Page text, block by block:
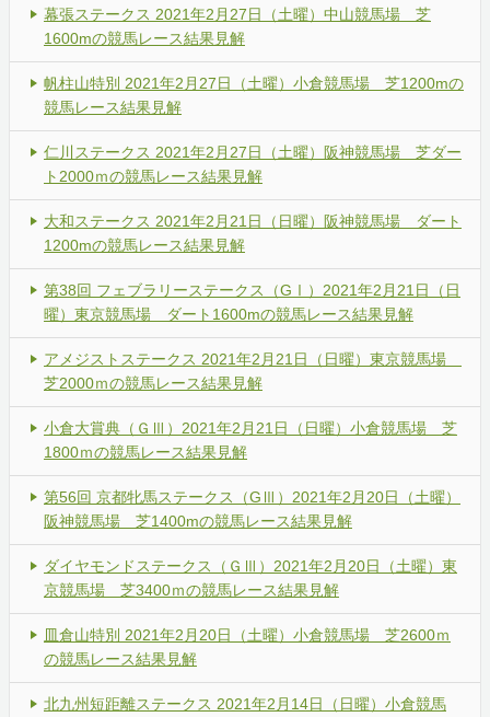
幕張ステークス 2021年2月27日（土曜）中山競馬場 芝
1600mの競馬レース結果見解
帆柱山特別 2021年2月27日（土曜）小倉競馬場 芝1200mの
競馬レース結果見解
仁川ステークス 2021年2月27日（土曜）阪神競馬場 芝ダー
ト2000ｍの競馬レース結果見解
大和ステークス 2021年2月21日（日曜）阪神競馬場 ダート
1200mの競馬レース結果見解
第38回 フェブラリーステークス（GⅠ）2021年2月21日（日
曜）東京競馬場 ダート1600mの競馬レース結果見解
アメジストステークス 2021年2月21日（日曜）東京競馬場
芝2000ｍの競馬レース結果見解
小倉大賞典（ＧⅢ）2021年2月21日（日曜）小倉競馬場 芝
1800ｍの競馬レース結果見解
第56回 京都牝馬ステークス（GⅢ）2021年2月20日（土曜）
阪神競馬場 芝1400mの競馬レース結果見解
ダイヤモンドステークス（ＧⅢ）2021年2月20日（土曜）東
京競馬場 芝3400ｍの競馬レース結果見解
皿倉山特別 2021年2月20日（土曜）小倉競馬場 芝2600ｍ
の競馬レース結果見解
北九州短距離ステークス 2021年2月14日（日曜）小倉競馬